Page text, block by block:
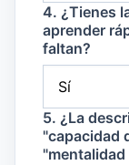
4. ¿Tienes
aprender
faltan?
5. ¿La
"capacidad